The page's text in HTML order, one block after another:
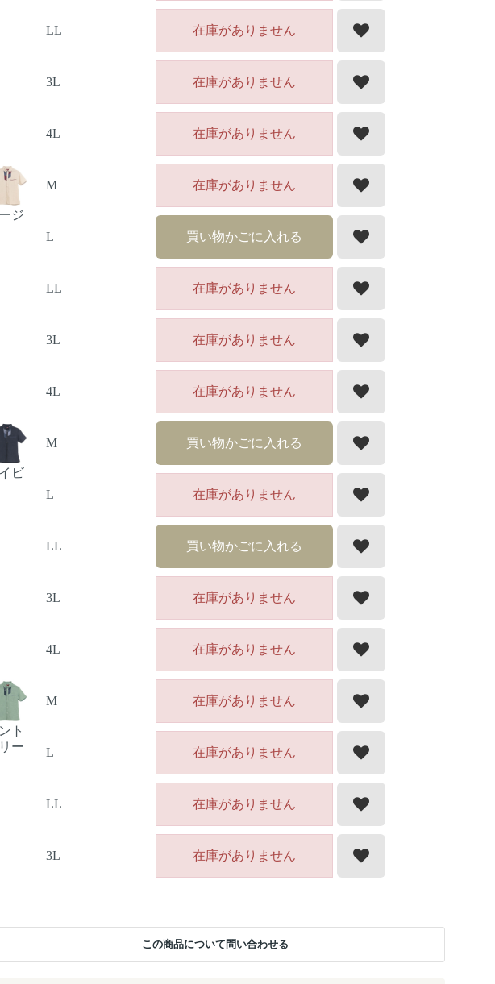
LL 在庫がありません
3L 在庫がありません
4L 在庫がありません
ジ
M 在庫がありません
L 買い物かごに入れる
LL 在庫がありません
3L 在庫がありません
4L 在庫がありません
ビ
M 買い物かごに入れる
L 在庫がありません
LL 買い物かごに入れる
3L 在庫がありません
4L 在庫がありません
ト
ー
M 在庫がありません
L 在庫がありません
LL 在庫がありません
3L 在庫がありません
この商品について問い合わせる